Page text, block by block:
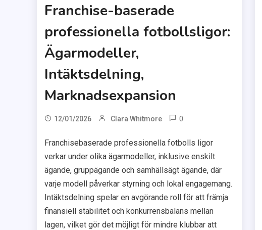
Franchise-baserade
professionella fotbollsligor:
Ägarmodeller,
Intäktsdelning,
Marknadsexpansion
12/01/2026 Clara Whitmore 0
Franchisebaserade professionella fotbolls ligor
verkar under olika ägarmodeller, inklusive enskilt
ägande, gruppägande och samhällsägt ägande, där
varje modell påverkar styrning och lokal engagemang.
Intäktsdelning spelar en avgörande roll för att främja
finansiell stabilitet och konkurrensbalans mellan
lagen, vilket gör det möjligt för mindre klubbar att